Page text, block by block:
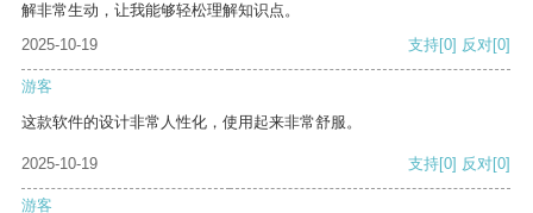
解非常生动，让我能够轻松理解知识点。
2025-10-19
支持[0] 反对[0]
游客
这款软件的设计非常人性化，使用起来非常舒服。
2025-10-19 支持[0] 反对[0]
游客